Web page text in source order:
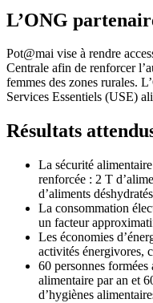
L’ONG
Pot@mai vise à rendre
Centrale afin de renforcer
femmes des zones rurales.
Services Essentiels (USE)
Résultats
La sécurité
renforcée : 2 T
d’aliments
La consommation
un facteur
Les économies
activités énergivores,
60 personnes
alimentaire par an et
d’hygiènes